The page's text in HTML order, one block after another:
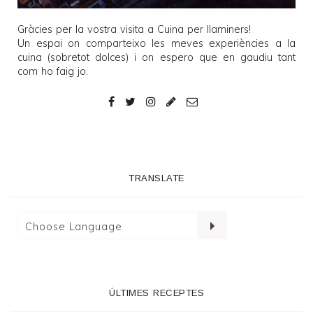
Gràcies per la vostra visita a Cuina per llaminers!
Un espai on comparteixo les meves experiències a la
cuina (sobretot dolces) i on espero que en gaudiu tant
com ho faig jo.
TRANSLATE
ÚLTIMES RECEPTES